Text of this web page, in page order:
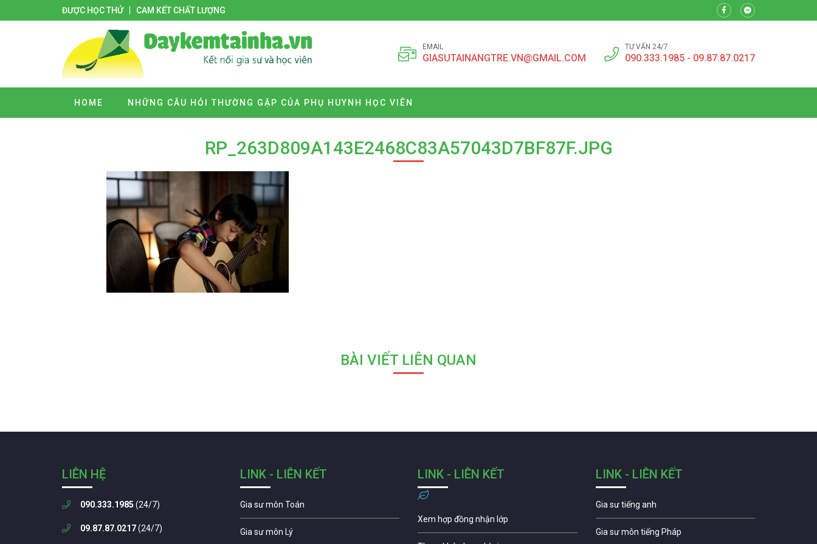
ĐƯỢC HỌC THỬ CAM KẾT CHẤT LƯỢNG
EMAIL
GIASUTAINANGTRE.VN@GMAIL.COM
TƯ VẤN 24/7
090.333.1985 - 09.87.87.0217
HOME NHỮNG CÂU HỎI THƯỜNG GẶP CỦA PHỤ HUYNH HỌC VIÊN
RP_263D809A143E2468C83A57043D7BF87F.JPG
BÀI VIẾT LIÊN QUAN
LIÊN HỆ
090.333.1985 (24/7)
09.87.87.0217(24/7)
LINK - LIÊN KẾT
Gia sư môn Toán
Gia sư môn Lý
LINK - LIÊN KẾT
Xem hợp đồng nhận lớp
LINK - LIÊN KẾT
Gia sư tiếng anh
Gia sư môn tiếng Pháp